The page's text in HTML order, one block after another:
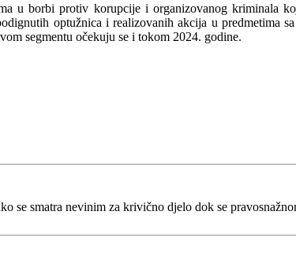
u borbi protiv korupcije i organizovanog kriminala
optužnica i realizovanih akcija u predmetima
segmentu očekuju se i tokom 2024. godine.
se smatra nevinim za krivično djelo dok se